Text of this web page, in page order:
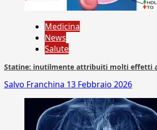
Medicina
News
Salute
Statine: inutilmente attribuiti molti effetti
Salvo Franchina 13 Febbraio 2026